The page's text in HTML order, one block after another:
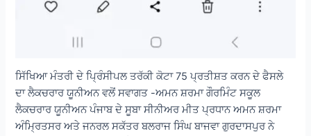
ਸਿੱਖਿਆ ਮੰਤਰੀ ਦੇ ਪ੍ਰਿੰਸੀਪਲ ਤਰੱਕੀ ਕੋਟਾ 75 ਪ੍ਰਤੀਸ਼ਤ ਕਰਨ ਦੇ ਫੈਸਲੇ
ਦਾ ਲੈਕਚਰਾਰ ਯੂਨੀਅਨ ਵਲੋਂ ਸਵਾਗਤ -ਅਮਨ ਸ਼ਰਮਾ ਗੌਰਮਿੰਟ ਸਕੂਲ
ਲੈਕਚਰਾਰ ਯੂਨੀਅਨ ਪੰਜਾਬ ਦੇ ਸੂਬਾ ਸੀਨੀਅਰ ਮੀਤ ਪ੍ਰਧਾਨ ਅਮਨ ਸ਼ਰਮਾ
ਅੰਮ੍ਰਿਤਸਰ ਅਤੇ ਜਨਰਲ ਸਕੱਤਰ ਬਲਰਾਜ ਸਿੰਘ ਬਾਜਵਾ ਗੁਰਦਾਸਪੁਰ ਨੇ